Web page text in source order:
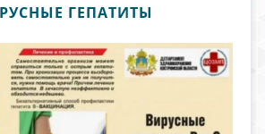
ГЕПАТИТЫ